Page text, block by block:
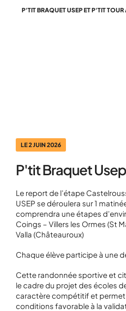
P'TIT BRAQUET USEP ET P'TIT TOUR
LE 2 JUIN 2026
P'tit Braquet Usep
Le report de l’étape
USEP se déroulera sur 1
comprendra une étapes
Coings – Villers les Ormes (St
Valla (Châteauroux)
Chaque élève participe à une
Cette randonnée sportive et
le cadre du projet des écoles
caractère compétitif et permet
conditions favorable à la